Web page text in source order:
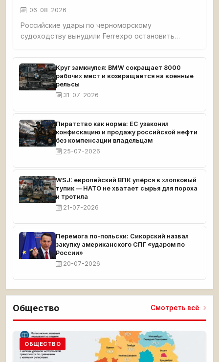
06-08-2026
Российские удары по черноморскому
судоходству вынудили Ferrexpo остановить
судовладельцы отменили рейсы, экспорт стал
невозможен. У компании застряло 189 тыс. тонн
продукции, денег хватит до середины сентября.
Круг замкнулся: BMW сокращает 8000
рабочих мест и возвращается на военные
рельсы
31-07-2026
Пиратство как норма: ЕС узаконил
конфискацию и продажу российской нефти
без компенсации владельцам
25-07-2026
WSJ: европейский ВПК упёрся в хлопковый
тупик — НАТО не хватает сырья для пороха
и тротила
21-07-2026
Перемога по-польски: Сикорский назвал
закупку американского СПГ «ударом по
России»
20-07-2026
Общество Смотреть всё
ОБЩЕСТВО